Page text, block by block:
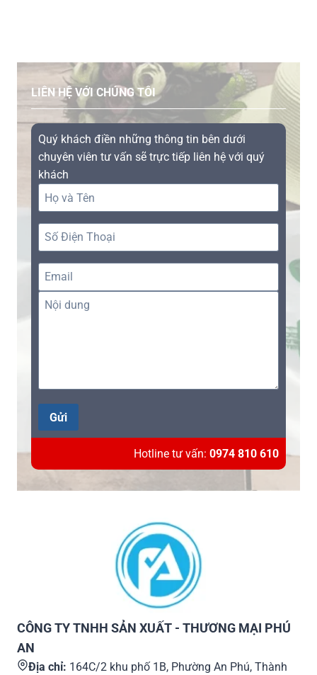
LIÊN HỆ VỚI CHÚNG TÔI
Quý khách điền những thông tin bên dưới
chuyên viên tư vấn sẽ trực tiếp liên hệ với quý
khách
Gửi
Hotline tư vấn: 0974 810 610
CÔNG TY TNHH SẢN XUẤT - THƯƠNG MẠI PHÚ
AN
Địa chỉ: 164C/2 khu phố 1B, Phường An Phú, Thành